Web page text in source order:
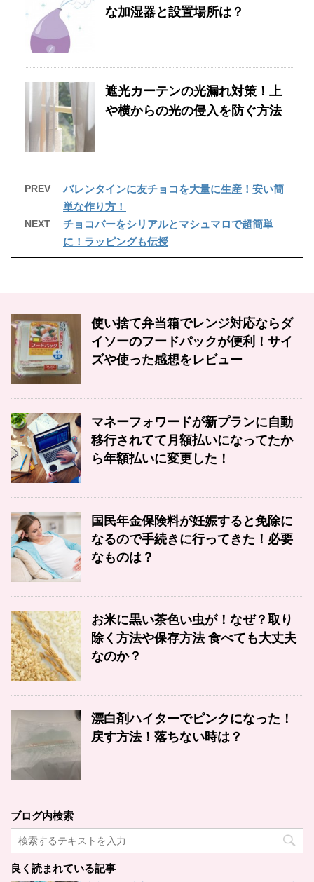
な加湿器と設置場所は？
遮光カーテンの光漏れ対策！上
や横からの光の侵入を防ぐ方法
PREV
バレンタインに友チョコを大量に生産！安い簡
単な作り方！
NEXT
チョコバーをシリアルとマシュマロで超簡単
に！ラッピングも伝授
使い捨て弁当箱でレンジ対応ならダ
イソーのフードパックが便利！サイ
ズや使った感想をレビュー
マネーフォワードが新プランに自動
移行されてて月額払いになってたか
ら年額払いに変更した！
国民年金保険料が妊娠すると免除に
なるので手続きに行ってきた！必要
なものは？
お米に黒い茶色い虫が！なぜ？取り
除く方法や保存方法 食べても大丈夫
なのか？
漂白剤ハイターでピンクになった！
戻す方法！落ちない時は？
ブログ内検索
良く読まれている記事